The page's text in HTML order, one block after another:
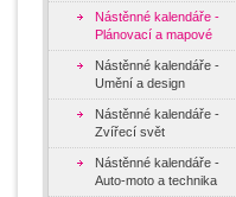
Nástěnné kalendáře -
Plánovací a mapové
Nástěnné kalendáře -
Umění a design
Nástěnné kalendáře -
Zvířecí svět
Nástěnné kalendáře -
Auto-moto a technika